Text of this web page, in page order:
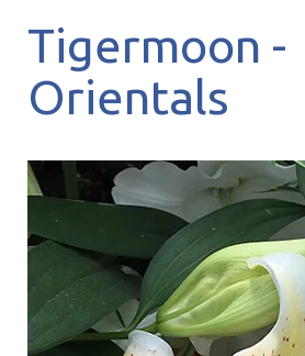
Tigermoon -
Orientals